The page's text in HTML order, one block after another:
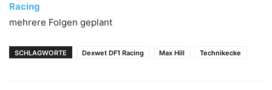
Racing
mehrere Folgen geplant
SCHLAGWORTE Dexwet DF1 Racing Max Hill Technikecke